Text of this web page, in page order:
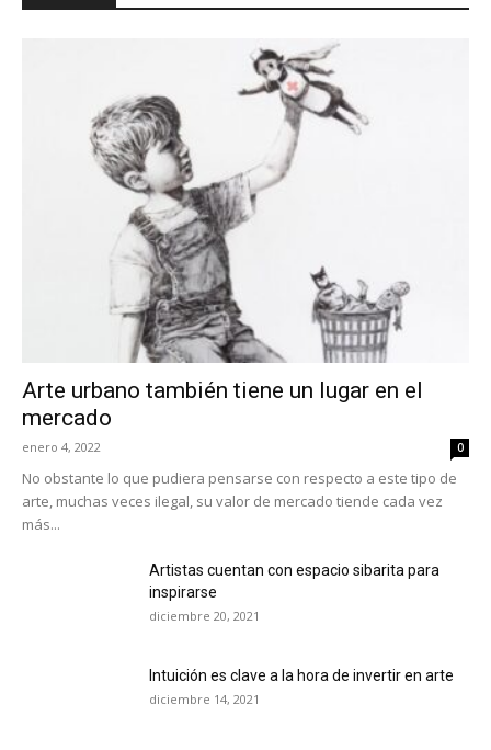
Arte urbano también tiene un lugar en el
mercado
enero 4, 2022 0
No obstante lo que pudiera pensarse con respecto a este tipo de
arte, muchas veces ilegal, su valor de mercado tiende cada vez
más...
Artistas cuentan con espacio sibarita para
inspirarse
diciembre 20, 2021
Intuición es clave a la hora de invertir en arte
diciembre 14, 2021